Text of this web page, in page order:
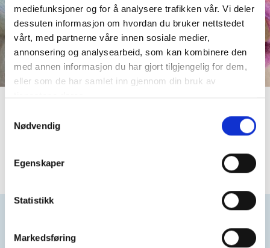
mediefunksjoner og for å analysere trafikken vår. Vi deler
dessuten informasjon om hvordan du bruker nettstedet
vårt, med partnerne våre innen sosiale medier,
annonsering og analysearbeid, som kan kombinere den
med annen informasjon du har gjort tilgjengelig for dem,
eller som de har samlet inn gjennom din bruk av
tjenestene deres.
Nødvendig
Egenskaper
Statistikk
Markedsføring
Return to shop